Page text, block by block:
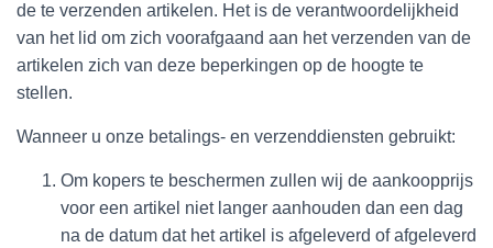
de te verzenden artikelen. Het is de verantwoordelijkheid
van het lid om zich voorafgaand aan het verzenden van de
artikelen zich van deze beperkingen op de hoogte te
stellen.
Wanneer u onze betalings- en verzenddiensten gebruikt:
Om kopers te beschermen zullen wij de aankoopprijs
voor een artikel niet langer aanhouden dan een dag
na de datum dat het artikel is afgeleverd of afgeleverd